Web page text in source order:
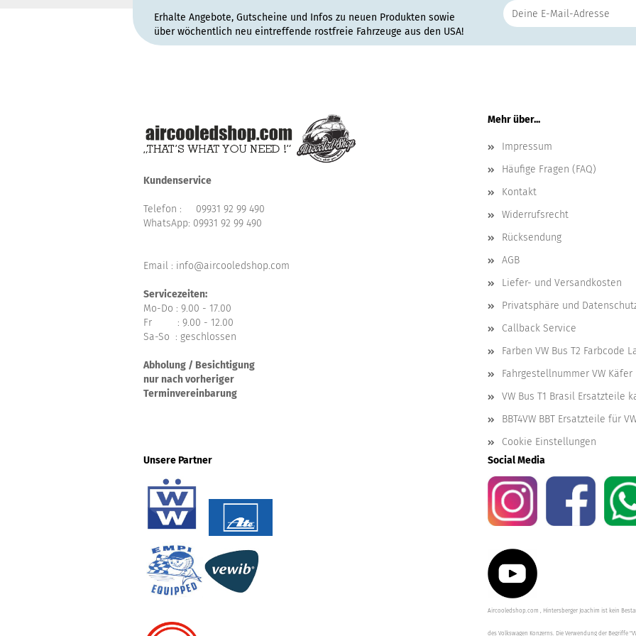
Erhalte Angebote, Gutscheine und Infos zu neuen Produkten sowie
über wöchentlich neu eintreffende rostfreie Fahrzeuge aus den USA!
Kundenservice
Telefon : 09931 92 99 490
WhatsApp: 09931 92 99 490
Email : info@aircooledshop.com
Servicezeiten:
Mo-Do : 9.00 - 17.00
Fr : 9.00 - 12.00
Sa-So : geschlossen
Abholung / Besichtigung
nur nach vorheriger
Terminvereinbarung
Mehr über...
Impressum
Häufige Fragen (FAQ)
Kontakt
Widerrufsrecht
Rücksendung
AGB
Liefer- und Versandkosten
Privatsphäre und
Callback Service
Farben VW Bus T2 Farbcode
Fahrgestellnummer VW Käfer
VW Bus T1 Brasil Ersatzteile
BBT4VW BBT Ersatzteile für
Cookie Einstellungen
Unsere Partner
Social Media
Aircooledshop.com , Hintersberger Joachim ist kein
des Volkswagen Konzerns. Die Verwendung der Begriffe